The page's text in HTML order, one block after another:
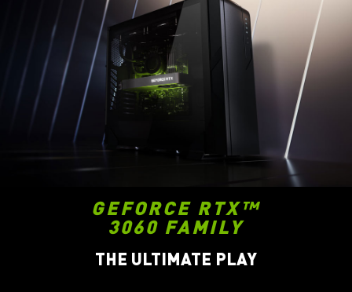
GEFORCE RTX™
3060 FAMILY
THE ULTIMATE PLAY